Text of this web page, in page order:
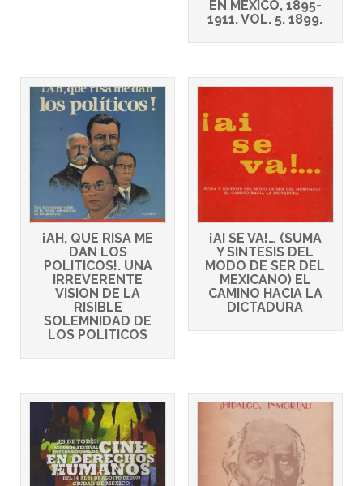
EN MEXICO, 1895-
1911. VOL. 5. 1899.
¡AH, QUE RISA ME
DAN LOS
POLITICOS!. UNA
IRREVERENTE
VISION DE LA
RISIBLE
SOLEMNIDAD DE
LOS POLITICOS
¡AI SE VA!… (SUMA
Y SINTESIS DEL
MODO DE SER DEL
MEXICANO) EL
CAMINO HACIA LA
DICTADURA